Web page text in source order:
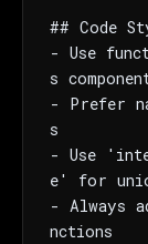
## Code
- Use
s
- Prefer
s
- Use
e' for
- Always
nctions